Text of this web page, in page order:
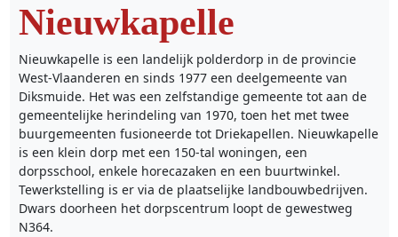
Nieuwkapelle
Nieuwkapelle is een landelijk polderdorp in de provincie
West-Vlaanderen en sinds 1977 een deelgemeente van
Diksmuide. Het was een zelfstandige gemeente tot aan de
gemeentelijke herindeling van 1970, toen het met twee
buurgemeenten fusioneerde tot Driekapellen. Nieuwkapelle
is een klein dorp met een 150-tal woningen, een
dorpsschool, enkele horecazaken en een buurtwinkel.
Tewerkstelling is er via de plaatselijke landbouwbedrijven.
Dwars doorheen het dorpscentrum loopt de gewestweg
N364.